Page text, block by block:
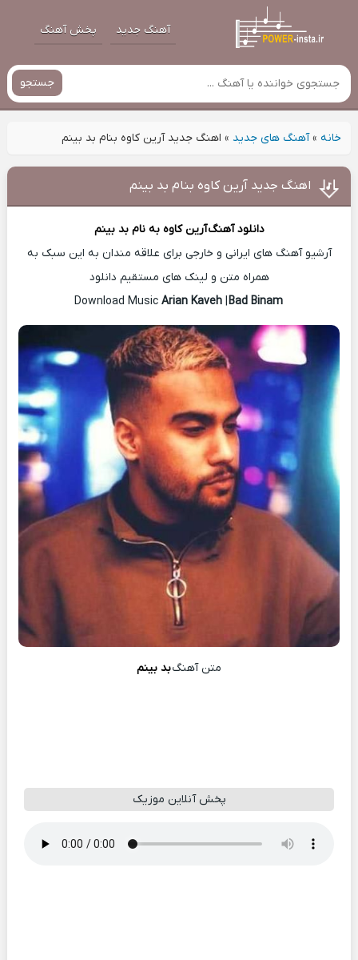
آهنگ جدید پخش آهنگ
جستجو
خانه»آهنگ های جدید » اهنگ جدید آرین کاوه بنام بد بینم
اهنگ جدید آرین کاوه بنام بد بینم
دانلود آهنگآرین کاوه به نام بد بینم
آرشیو آهنگ های ایرانی و خارجی برای علاقه مندان به این سبک به
همراه متن و لینک های مستقیم دانلود
Arian Kaveh |Bad Binam
متن آهنگبد بینم
پخش آنلاین موزیک